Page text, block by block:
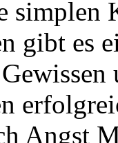
simplen
gibt es
Angst